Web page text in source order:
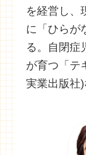
を経営し、
に「ひらが
る。自閉症
が育つ「テ
実業出版社)